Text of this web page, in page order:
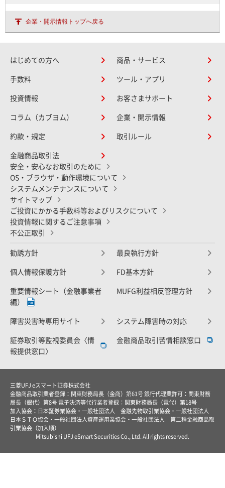
企業・開示情報トップへ戻る
はじめての方へ 商品・サービス
手数料 ツール・アプリ
投資情報 お客さまサポート
コラム（カブヨム） 企業・開示情報
約款・規定 取引ルール
金融商品取引法
安全・安心なお取引のために
OS・ブラウザ・動作環境について
システムメンテナンスについて
サイトマップ
ご投資にかかる手数料等およびリスクについて
投資情報に関するご注意事項
不公正取引
勧誘方針 最良執行方針
個人情報保護方針 FD基本方針
重要情報シート（金融事業者
編）
MUFG利益相反管理方針
障害災害時専用サイト システム障害時の対応
証券取引等監視委員会〈情
報提供窓口〉
金融商品取引苦情相談窓口
三菱UFJ eスマート証券株式会社
金融商品取引業者登録：関東財務局長（金商）第61号 銀行代理業許可：関東財務
局長（銀代）第8号 電子決済等代行業者登録：関東財務局長（電代）第18号
加入協会：日本証券業協会・一般社団法人 金融先物取引業協会・一般社団法人
日本ＳＴＯ協会・一般社団法人資産運用業協会・一般社団法人 第二種金融商品取
引業協会（加入順）
Mitsubishi UFJ eSmart Securities Co., Ltd. All rights reserved.